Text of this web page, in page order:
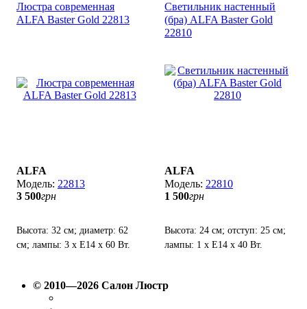
Люстра современная
ALFA Baster Gold 22813
ALFA
22813
3 500грн
Высота: 32 см; диаметр: 62
см; лампы: 3 х Е14 х 60 Вт.
Светильник настенный
(бра) ALFA Baster Gold
22810
ALFA
22810
1 500грн
Высота: 24 см; отступ: 25 см;
лампы: 1 х E14 х 40 Вт.
© 2010—2026 Салон Люстр